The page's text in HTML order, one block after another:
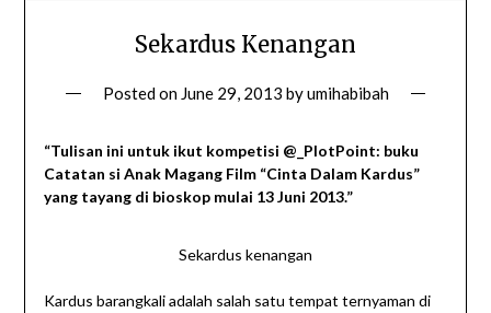
Sekardus Kenangan
Posted on June 29, 2013 byumihabibah
“Tulisan ini untuk ikut kompetisi @_PlotPoint: buku
Catatan si Anak Magang Film “Cinta Dalam Kardus”
yang tayang di bioskop mulai 13 Juni 2013.”
Sekardus kenangan
Kardus barangkali adalah salah satu tempat ternyaman di